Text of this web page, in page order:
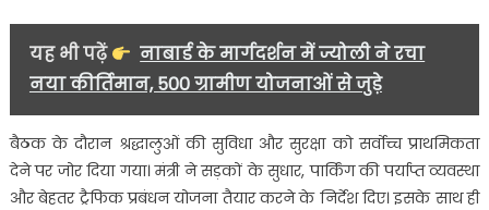
यह भी पढ़ें
नाबार्ड के मार्गदर्शन में ज्योली ने रचा
नया कीर्तिमान, 500 ग्रामीण योजनाओं से जुड़े
बैठक के दौरान श्रद्धालुओं की सुविधा और सुरक्षा को सर्वोच्च प्राथमिकता
देने पर जोर दिया गया। मंत्री ने सड़कों के सुधार, पार्किंग की पर्याप्त व्यवस्था
और बेहतर ट्रैफिक प्रबंधन योजना तैयार करने के निर्देश दिए। इसके साथ ही